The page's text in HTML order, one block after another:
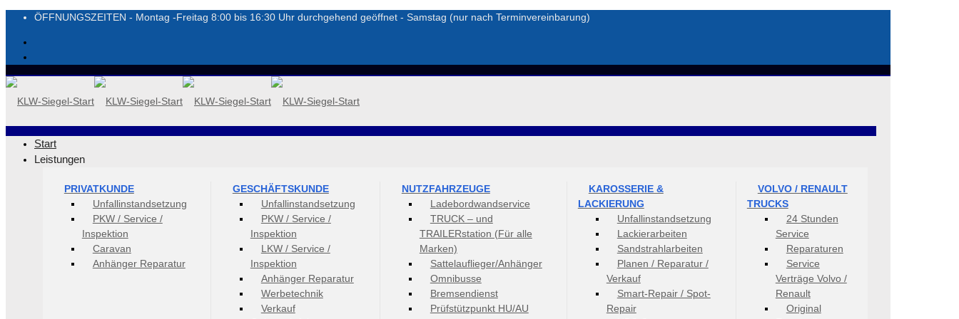
ÖFFNUNGSZEITEN - Montag -Freitag 8:00 bis 16:30 Uhr durchgehend geöffnet - Samstag (nur nach Terminvereinbarung)
Start
Leistungen
PRIVATKUNDE
Unfallinstandsetzung
PKW / Service /
Inspektion
Caravan
Anhänger Reparatur
GESCHÄFTSKUNDE
Unfallinstandsetzung
PKW / Service /
Inspektion
LKW / Service /
Inspektion
Anhänger Reparatur
Werbetechnik
Verkauf
NUTZFAHRZEUGE
Ladebordwandservice
TRUCK – und
TRAILERstation (Für alle
Marken)
Sattelauflieger/Anhänger
Omnibusse
Bremsendienst
Prüfstützpunkt HU/AU
KAROSSERIE &
LACKIERUNG
Unfallinstandsetzung
Lackierarbeiten
Sandstrahlarbeiten
Planen / Reparatur /
Verkauf
Smart-Repair / Spot-
Repair
VOLVO / RENAULT
TRUCKS
24 Stunden
Service
Reparaturen
Service
Verträge Volvo /
Renault
Original